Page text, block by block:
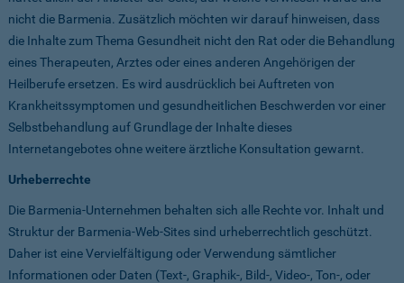
nicht die Barmenia. Zusätzlich möchten wir darauf hinweisen, dass
die Inhalte zum Thema Gesundheit nicht den Rat oder die Behandlung
eines Therapeuten, Arztes oder eines anderen Angehörigen der
Heilberufe ersetzen. Es wird ausdrücklich bei Auftreten von
Krankheitssymptomen und gesundheitlichen Beschwerden vor einer
Selbstbehandlung auf Grundlage der Inhalte dieses
Internetangebotes ohne weitere ärztliche Konsultation gewarnt.
Urheberrechte
Die Barmenia-Unternehmen behalten sich alle Rechte vor. Inhalt und
Struktur der Barmenia-Web-Sites sind urheberrechtlich geschützt.
Daher ist eine Vervielfältigung oder Verwendung sämtlicher
Informationen oder Daten (Text-, Graphik-, Bild-, Video-, Ton-, oder